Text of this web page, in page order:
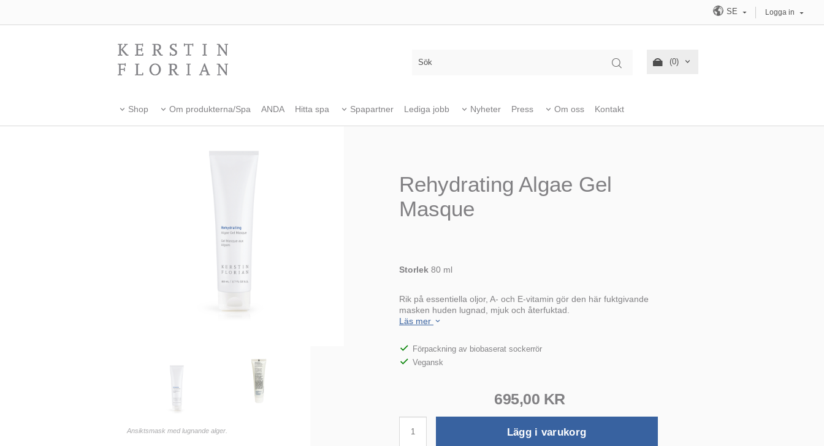
SE Logga in
(0)
Shop Om produkterna/Spa ANDA Hitta spa Spapartner Lediga jobb Nyheter Press Om oss Kontakt
Ansiktsmask med lugnande alger.
Rehydrating Algae Gel
Masque
Storlek 80 ml
Rik på essentiella oljor, A- och E-vitamin gör den här fuktgivande
masken huden lugnad, mjuk och återfuktad.
Läs mer
Förpackning av biobaserat sockerrör
Vegansk
695,00 KR
Lägg i varukorg